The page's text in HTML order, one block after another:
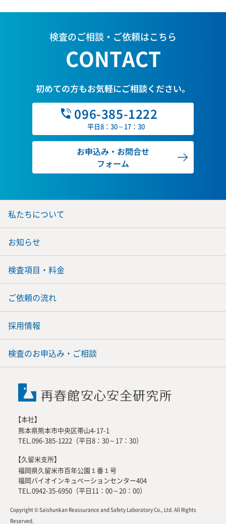
検査のご相談・ご依頼はこちら
CONTACT
初めての方もお気軽にご相談ください。
096-385-1222
平日8：30～17：30
お申込み・お問合せ
フォーム
私たちについて
お知らせ
検査項目・料金
ご依頼の流れ
採用情報
検査のお申込み・ご相談
【本社】
熊本県熊本市中央区帯山4-17-1
TEL.096-385-1222（平日8：30～17：30）
【久留米支所】
福岡県久留米市百年公園１番１号
福岡バイオインキュベーションセンター404
TEL.0942-35-6950（平日11：00～20：00）
Copyright © Saishunkan Reassurance and Safety Laboratory Co., Ltd. All Rights
Reserved.